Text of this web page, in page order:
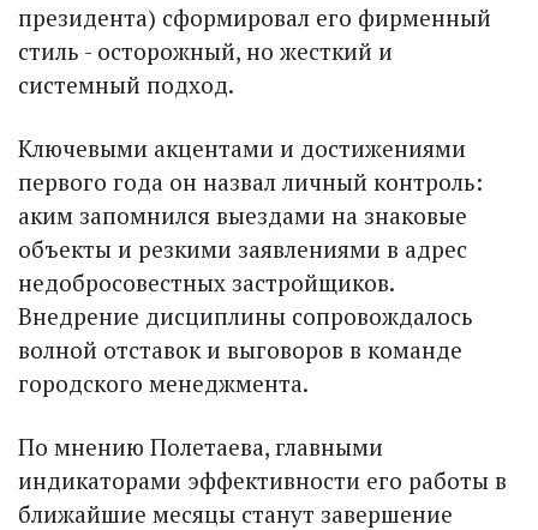
президента) сформировал его фирменный
стиль - осторожный, но жесткий и
системный подход.
Ключевыми акцентами и достижениями
первого года он наз­вал личный контроль:
аким запомнился выездами на знаковые
объекты и резкими заявлениями в адрес
недобросовестных застройщиков.
Внедрение дисцип­лины сопровождалось
волной отставок и выговоров в команде
городского менеджмента.
По мнению Полетаева, главными
индикаторами эффективности его работы в
ближайшие месяцы станут завершение